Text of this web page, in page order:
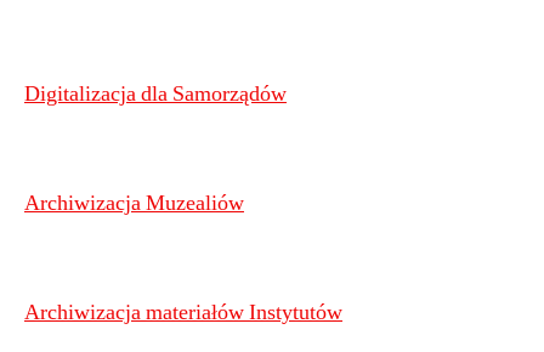
Digitalizacja dla Samorządów
Archiwizacja Muzealiów
Archiwizacja materiałów Instytutów